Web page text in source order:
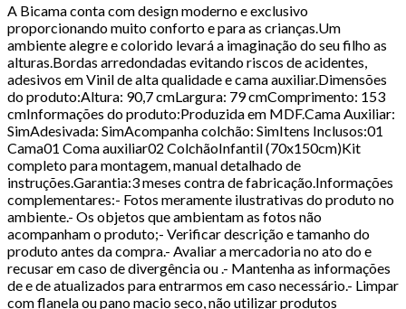
A Bicama conta com design moderno e exclusivo
proporcionando muito conforto e para as crianças.Um
ambiente alegre e colorido levará a imaginação do seu filho as
alturas.Bordas arredondadas evitando riscos de acidentes,
adesivos em Vinil de alta qualidade e cama auxiliar.Dimensões
do produto:Altura: 90,7 cmLargura: 79 cmComprimento: 153
cmInformações do produto:Produzida em MDF.Cama Auxiliar:
SimAdesivada: SimAcompanha colchão: SimItens Inclusos:01
Cama01 Coma auxiliar02 ColchãoInfantil (70x150cm)Kit
completo para montagem, manual detalhado de
instruções.Garantia:3 meses contra de fabricação.Informações
complementares:- Fotos meramente ilustrativas do produto no
ambiente.- Os objetos que ambientam as fotos não
acompanham o produto;- Verificar descrição e tamanho do
produto antes da compra.- Avaliar a mercadoria no ato do e
recusar em caso de divergência ou .- Mantenha as informações
de e de atualizados para entrarmos em caso necessário.- Limpar
com flanela ou pano macio seco, não utilizar produtos